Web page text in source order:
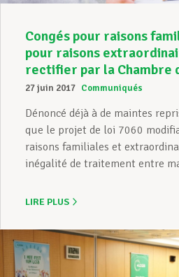
Congés pour raisons
pour raisons
rectifier par la Chambre
27 juin 2017 Communiqués
Dénoncé déjà à de maintes
que le projet de loi 7060
raisons familiales et
inégalité de traitement entre
LIRE PLUS